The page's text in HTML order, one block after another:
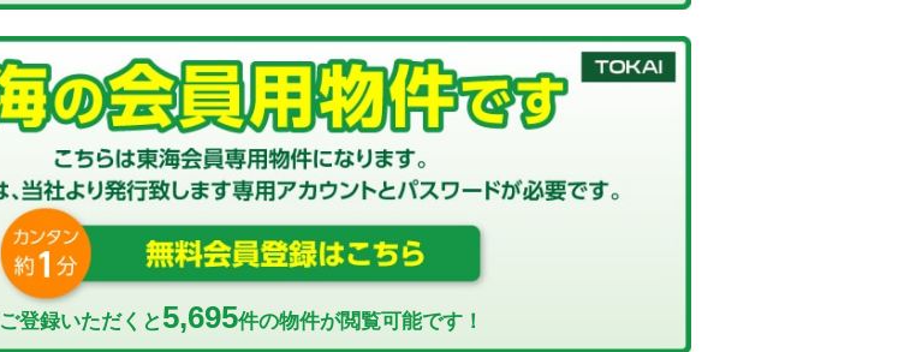
ご登録いただくと 5,695件の物件が閲覧可能です！